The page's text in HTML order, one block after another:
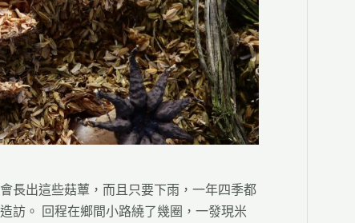
長出這些菇蕈，而且只要下雨，一年四季都
訪。 回程在鄉間小路繞了幾圈，一發現米